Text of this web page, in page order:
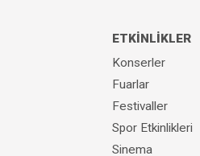
ETKİNLİKLER
Konserler
Fuarlar
Festivaller
Spor Etkinlikleri
Sinema